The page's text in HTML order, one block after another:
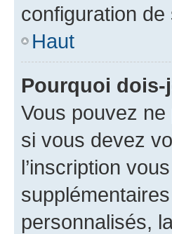
configuration de
Haut
Pourquoi dois-
Vous pouvez
si vous devez
l’inscription
personnalisés,